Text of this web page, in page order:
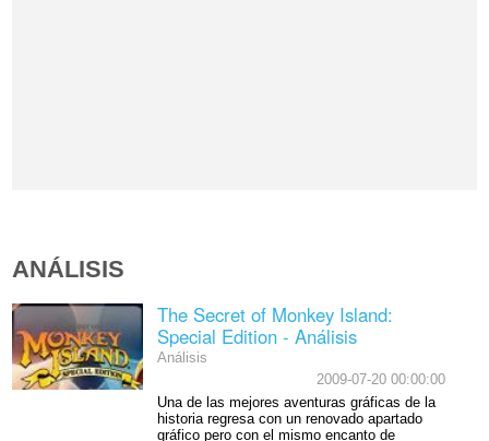
ANÁLISIS
The Secret of Monkey Island:
Special Edition - Análisis
Análisis
2009-07-20 00:00:00
Una de las mejores aventuras gráficas de la
historia regresa con un renovado apartado
gráfico pero con el mismo encanto de